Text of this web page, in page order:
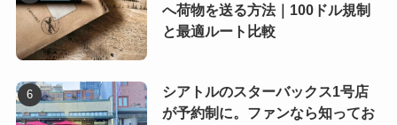
へ荷物を送る方法｜100ドル規制
と最適ルート比較
シアトルのスターバックス1号店
が予約制に。ファンなら知ってお